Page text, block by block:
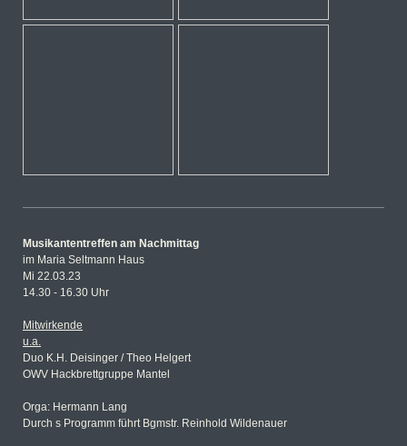
Musikantentreffen am Nachmittag
im Maria Seltmann Haus
Mi 22.03.23
14.30 - 16.30 Uhr
Mitwirkende
u.a.
Duo K.H. Deisinger / Theo Helgert
OWV Hackbrettgruppe Mantel
Orga: Hermann Lang
Durch s Programm führt Bgmstr. Reinhold Wildenauer